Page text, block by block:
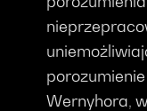
Wernyhora,